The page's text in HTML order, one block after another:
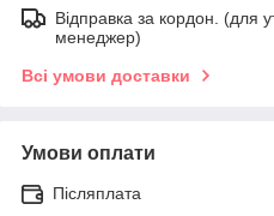
Відправка за кордон. (для
менеджер)
Всі умови доставки
Умови оплати
Післяплата